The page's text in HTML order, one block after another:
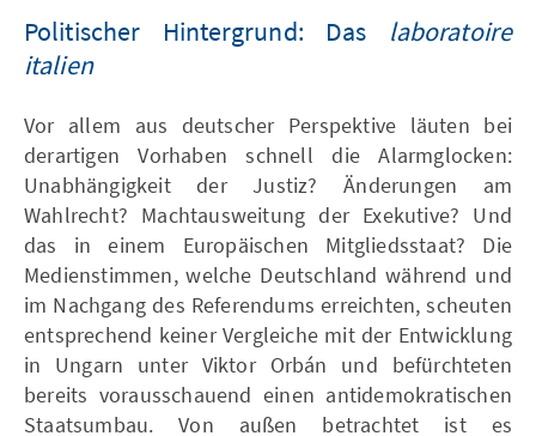
Politischer Hintergrund: Das laboratoire
italien
Vor allem aus deutscher Perspektive läuten bei
derartigen Vorhaben schnell die Alarmglocken:
Unabhängigkeit der Justiz? Änderungen am
Wahlrecht? Machtausweitung der Exekutive? Und
das in einem Europäischen Mitgliedsstaat? Die
Medienstimmen, welche Deutschland während und
im Nachgang des Referendums erreichten, scheuten
entsprechend keiner Vergleiche mit der Entwicklung
in Ungarn unter Viktor Orbán und befürchteten
bereits vorausschauend einen antidemokratischen
Staatsumbau. Von außen betrachtet ist es